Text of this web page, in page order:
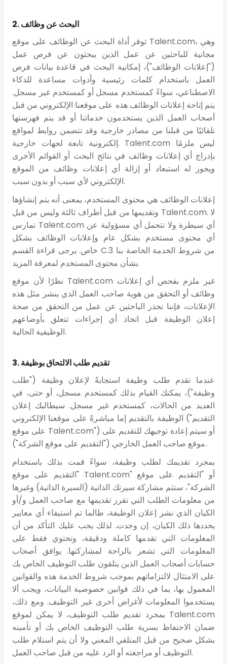
2. البحث عن وظائف
توفر أداة البحث عن الوظائف على موقع Talent.com، وهي
مجانية للباحثين عن عمل الذين يبحثون عن فرص عمل
("إعلانات الوظائف")، إمكانية البحث في قاعدة بيانات فرص
العمل باستخدام كلمات رئيسية وأدوات مساعدة للذكاء
الاصطناعي، سواءً كمستخدم مسجل أو كمستخدم غير مسجل.
يتم إتاحة إعلانات الوظائف هذه على موقعنا الإلكتروني من قبل
أصحاب العمل الذين يستخدمون خدماتنا أو قد يتم فهرستها
تلقائيًا من قبلنا من مصادر خارجية وقد تتضمن روابط لمواقع
إلكترونية تابعة لجهات خارجية. Talent.com ليس ملزمًا
بإدراج أي إعلانات وظائف في نتائج البحث أو القوائم الأخرى
ويجوز له استبعاد أو إزالة أي إعلانات وظائف من الموقع
الإلكتروني لأي سبب أو بدون سبب.
إعلانات الوظائف هي محتوى المستخدم، بمعنى أنه يتم إنشاؤها
وتقديمها من قبل أطراف ثالثة وليس من قبل Talent.com. لا
تمارس Talent.com أي سيطرة ولا تتحمل أي مسؤولية عن
أي محتوى مستخدم بشكل عام وإعلانات الوظائف بشكل
خاص. يرجى قراءة القسم C.3 من شروط الخدمة الخاصة بنا
بشأن محتوى المستخدم لمعرفة المزيد.
نظرًا لأن موقع Talent.com غير ملزم بفحص أي إعلانات
وظائف أو التحقق من هوية صاحب العمل الذي ينشر مثل هذه
الإعلانات، فإننا نحذر الباحثين عن عمل من التحقق من صحة
إعلان الوظيفة قبل اتخاذ أي إجراءات تتعلق بأوضاعهم
الوظيفية الحالية.
3. تقديم طلب الالتحاق بوظيفة
عندما تقدم طلب وظيفة استجابةً لإعلان وظيفة ("طلب
وظيفة")، يمكنك القيام بذلك كمستخدم مسجل، أو حتى، في
العديد من الحالات، كمستخدم غير مسجل. سيطالبك إعلان
الوظيفة بالتقديم إما مباشرةً على موقعنا الإلكتروني ("التقديم
على موقع Talent.com") أو سيتم إعادة توجيهك للتقديم على
موقع صاحب العمل الخارجي ("التقديم على موقع الشركة").
بمجرد تقديمك لطلب وظيفة، سواءً قمت بذلك باستخدام
"التقديم على موقع Talent.com" أو "التقديم على موقع
الشركة"، ستتم مشاركة سيرتك الذاتية (السيرة الذاتية) وغيرها
من معلومات الطلب التي تقرر تقديمها مع صاحب العمل و/أو
الكيان الذي نشر إعلان الوظيفة، طالما تم استيفاء أي معايير
يحددها ذلك الكيان، إن وجدت. لذلك يجب عليك التأكد من أن
المعلومات التي تقدمها كاملة ودقيقة، وتحتوي فقط على
المعلومات التي تشعر بالراحة لمشاركتها. يوافق أصحاب
حسابات أصحاب العمل الذين يتلقون طلب التوظيف الخاص بك
على الامتثال لالتزاماتهم بموجب شروط الخدمة هذه والقوانين
المعمول بها، بما في ذلك قوانين خصوصية البيانات، ويجب ألا
يستخدموا المعلومات لأغراض أخرى غير التوظيف. ومع ذلك،
بمجرد تقديم طلب التوظيف، لا يمكن لموقع Talent.com
ضمان الاحتفاظ بسرية طلب التوظيف الخاص بك أو تأمينه
بشكل صحيح من قبل المتلقي المعني ولا أن يتم استلام طلب
التوظيف أو مراجعته أو الرد عليه من قبل صاحب العمل.